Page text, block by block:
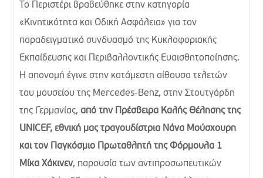
Το Περιστέρι βραβεύθηκε στην κατηγορία
«Κινητικότητα και Οδική Ασφάλεια» για τον
παραδειγματικό συνδυασμό της Κυκλοφοριακής
Εκπαίδευσης και Περιβαλλοντικής Ευαισθητοποίησης.
Η απονομή έγινε στην κατάμεστη αίθουσα τελετών
του μουσείου της Mercedes-Benz, στην Στουτγάρδη
της Γερμανίας,από την Πρέσβειρα Καλής Θέλησης της
UNICEF, εθνική μας τραγουδίστρια Νάνα Μούσχουρη
και τον Παγκόσμιο Πρωταθλητή της Φόρμουλα 1
Μίκα Χάκινεν, παρουσία των αντιπροσωπευτικών